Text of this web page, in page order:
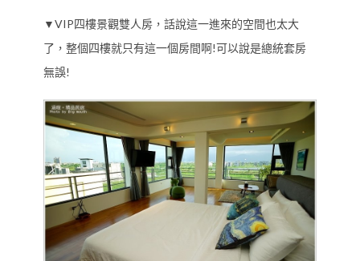
▼VIP四樓景觀雙人房，話說這一進來的空間也太大
了，整個四樓就只有這一個房間啊!可以說是總統套房
無誤!